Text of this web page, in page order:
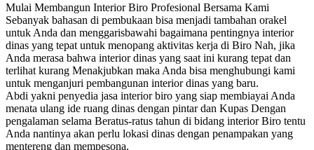
Mulai Membangun Interior Biro Profesional Bersama Kami
Sebanyak bahasan di pembukaan bisa menjadi tambahan orakel
untuk Anda dan menggarisbawahi bagaimana pentingnya interior
dinas yang tepat untuk menopang aktivitas kerja di Biro Nah, jika
Anda merasa bahwa interior dinas yang saat ini kurang tepat dan
terlihat kurang Menakjubkan maka Anda bisa menghubungi kami
untuk menganjuri pembangunan interior dinas yang baru.
Abdi yakni penyedia jasa interior biro yang siap membiayai Anda
menata ulang ide ruang dinas dengan pintar dan Kupas Dengan
pengalaman selama Beratus-ratus tahun di bidang interior Biro tentu
Anda nantinya akan perlu lokasi dinas dengan penampakan yang
mentereng dan mempesona.